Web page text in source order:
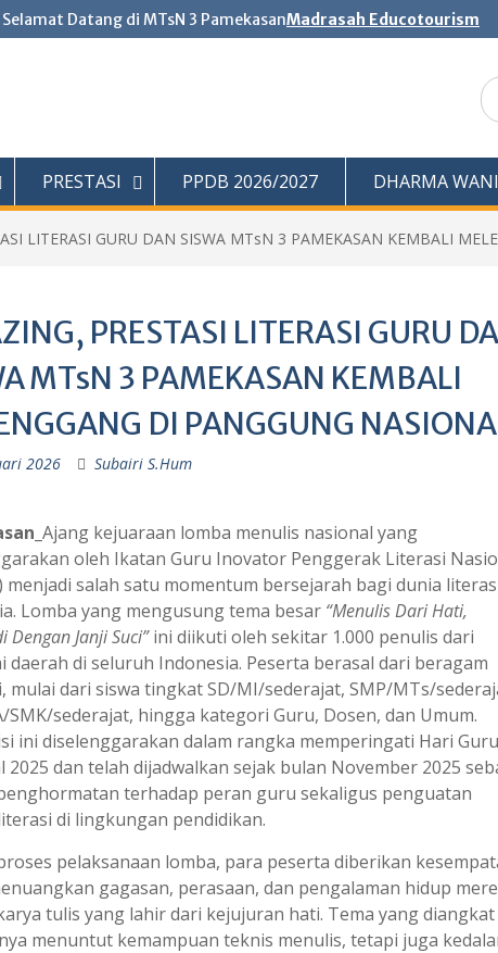
Selamat Datang di MTsN 3 PamekasanMadrasah Educotourism
PRESTASI PPDB 2026/2027 DHARMA
LITERASI GURU DAN SISWA MTsN 3 PAMEKASAN KEMBALI
PRESTASI LITERASI GURU
MTsN 3 PAMEKASAN KEMBALI
DI PANGGUNG
2026 Subairi S.Hum
Ajang kejuaraan lomba menulis nasional yang
oleh Ikatan Guru Inovator Penggerak Literasi
menjadi salah satu momentum bersejarah bagi dunia
Lomba yang mengusung tema besar “Menulis Dari Hati,
Dengan Janji Suci”ini diikuti oleh sekitar 1.000 penulis dari
daerah di seluruh Indonesia. Peserta berasal dari beragam
mulai dari siswa tingkat SD/MI/sederajat, SMP/MTs/
SMK/sederajat, hingga kategori Guru, Dosen, dan Umum.
ini diselenggarakan dalam rangka memperingati Hari Guru
2025 dan telah dijadwalkan sejak bulan November 2025
terhadap peran guru sekaligus penguatan
di lingkungan pendidikan.
pelaksanaan lomba, para peserta diberikan
gagasan, perasaan, dan pengalaman hidup
tulis yang lahir dari kejujuran hati. Tema yang diangkat
menuntut kemampuan teknis menulis, tetapi juga